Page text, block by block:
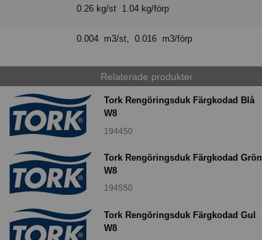
0.26 kg/st 1.04 kg/förp
0.004 m3/st, 0.016 m3/förp
Relaterade produkter
Tork Rengöringsduk Färgkodad Blå
W8
194450
Tork Rengöringsduk Färgkodad Grön
W8
194550
Tork Rengöringsduk Färgkodad Gul
W8